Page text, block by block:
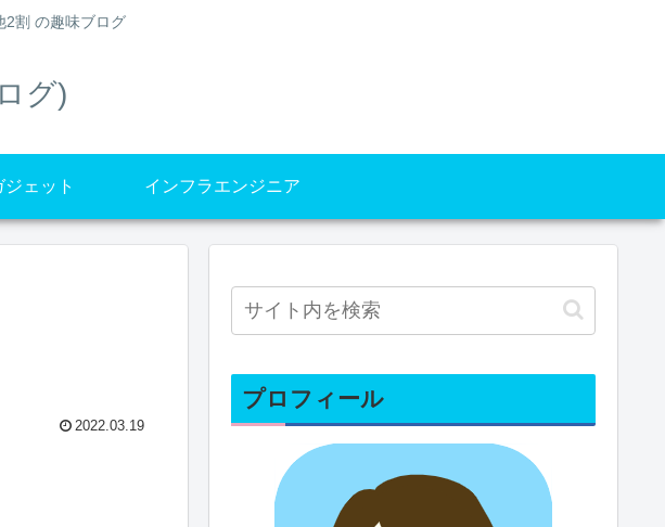
2割 の趣味ブログ
グ)
ジェット インフラエンジニア
2022.03.19
プロフィール